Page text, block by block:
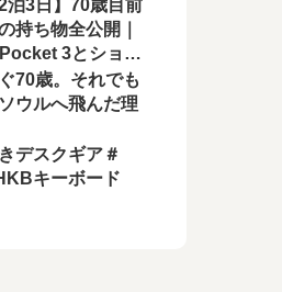
2泊3日】70歳目前
持ち物全公開｜
3とショル
グが大活躍
70歳。それでも
ウルへ飛んだ理
デスクギア＃
キーボード